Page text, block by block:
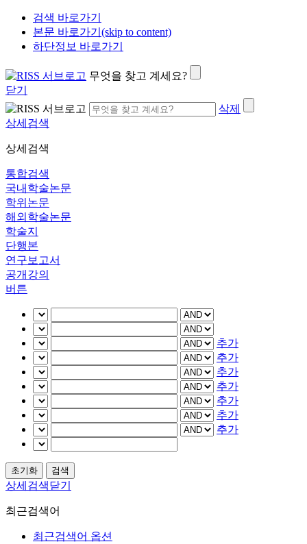
검색 바로가기
본문 바로가기(skip to content)
하단정보 바로가기
무엇을 찾고 계세요?
닫기
삭제
상세검색
상세검색
통합검색
국내학술논문
학위논문
해외학술논문
학술지
단행본
연구보고서
공개강의
버튼
추가
추가
추가
추가
추가
추가
추가
상세검색닫기
최근검색어
최근검색어 옵션